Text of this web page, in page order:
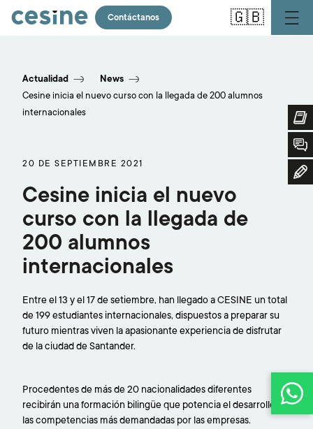
contenido
Contáctanos 🇬🇧
Actualidad
News
Cesine inicia el nuevo curso con la llegada de 200 alumnos
internacionales
20 DE SEPTIEMBRE 2021
Cesine inicia el nuevo
curso con la llegada de
200 alumnos
internacionales
Entre el 13 y el 17 de setiembre, han llegado a CESINE un total
de 199 estudiantes internacionales, dispuestos a preparar su
futuro mientras viven la apasionante experiencia de disfrutar
de la ciudad de Santander.
Procedentes de más de 20 nacionalidades diferentes
recibirán una formación bilingüe que potencia el desarrollo de
las competencias más demandadas por las empresas.